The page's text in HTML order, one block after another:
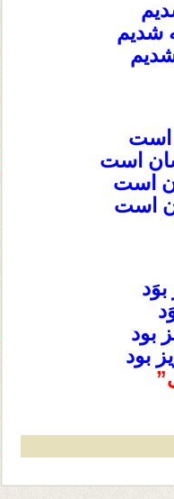
شدیم
است
است
است
است
بود
بود